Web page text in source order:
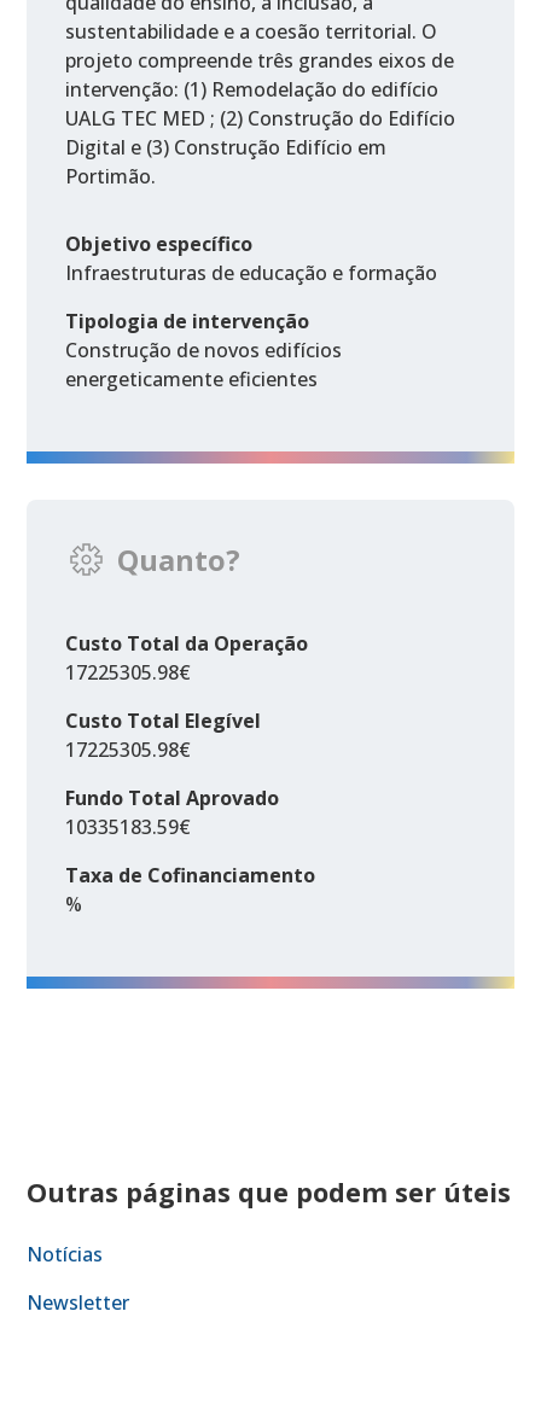
sustentabilidade e a coesão territorial. O
projeto compreende três grandes eixos de
intervenção: (1) Remodelação do edifício
UALG TEC MED ; (2) Construção do Edifício
Digital e (3) Construção Edifício em
Portimão.
Objetivo específico
Infraestruturas de educação e formação
Tipologia de intervenção
Construção de novos edifícios
energeticamente eficientes
Quanto?
Custo Total da Operação
17225305.98€
Custo Total Elegível
17225305.98€
Fundo Total Aprovado
10335183.59€
Taxa de Cofinanciamento
%
Outras páginas que podem ser úteis
Notícias
Newsletter